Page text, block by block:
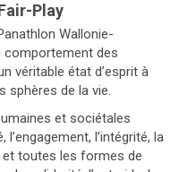
Play
Wallonie-
comportement des
véritable état d’esprit à
sphères de la vie.
et sociétales
l’intégrité, la
toutes les formes de